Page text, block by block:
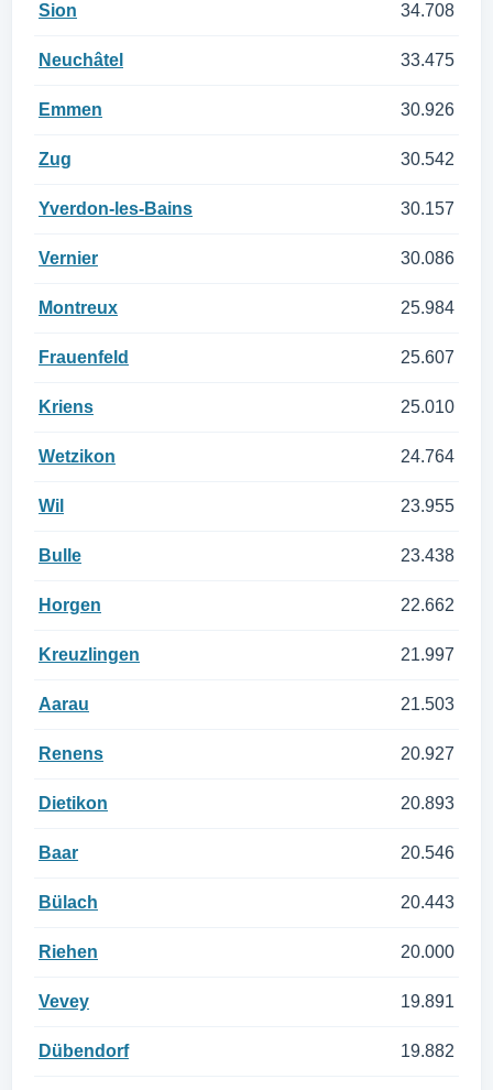
Sion 34.708
Neuchâtel 33.475
Emmen 30.926
Zug 30.542
Yverdon-les-Bains 30.157
Vernier 30.086
Montreux 25.984
Frauenfeld 25.607
Kriens 25.010
Wetzikon 24.764
Wil 23.955
Bulle 23.438
Horgen 22.662
Kreuzlingen 21.997
Aarau 21.503
Renens 20.927
Dietikon 20.893
Baar 20.546
Bülach 20.443
Riehen 20.000
Vevey 19.891
Dübendorf 19.882